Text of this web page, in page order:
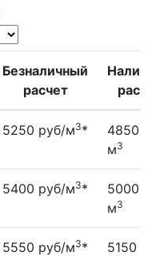
Безналичный
расчет
5250 руб/м3*
4850
м3
5400 руб/м3*
5000
м3
5550 руб/м3*
5150